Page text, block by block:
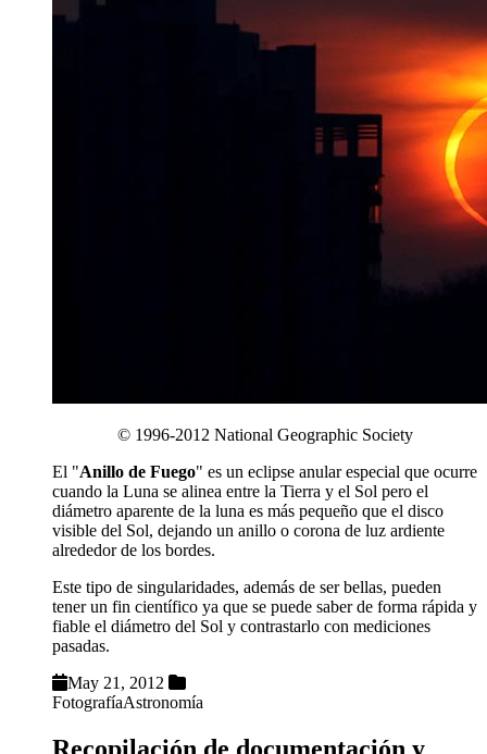
© 1996-2012 National Geographic Society
El "Anillo de Fuego" es un eclipse anular especial que ocurre
cuando la Luna se alinea entre la Tierra y el Sol pero el
diámetro aparente de la luna es más pequeño que el disco
visible del Sol, dejando un anillo o corona de luz ardiente
alrededor de los bordes.
Este tipo de singularidades, además de ser bellas, pueden
tener un fin científico ya que se puede saber de forma rápida y
fiable el diámetro del Sol y contrastarlo con mediciones
pasadas.
May 21, 2012
FotografíaAstronomía